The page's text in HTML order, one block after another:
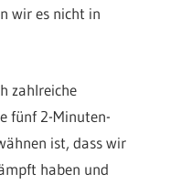
wir es nicht in
zahlreiche
fünf 2-Minuten-
ist, dass wir
haben und